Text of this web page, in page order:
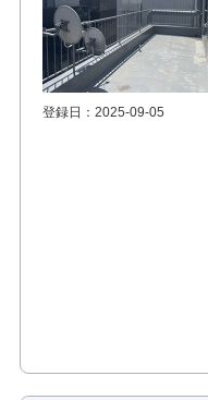
登録日：2025-09-05